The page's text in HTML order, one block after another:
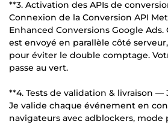
**3. Activation des APIs de
Connexion de la Conversion API
Enhanced Conversions Google
est envoyé en parallèle côté
pour éviter le double comptage.
passe au vert.
**4. Tests de validation & livraison —
Je valide chaque événement en
navigateurs avec adblockers, mode